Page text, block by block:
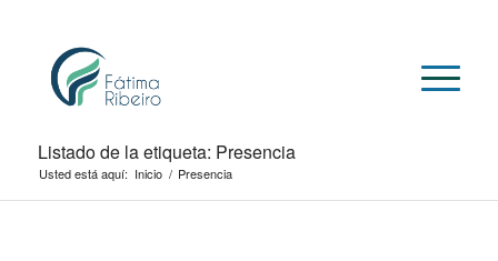
Listado de la etiqueta: Presencia
Usted está aquí: Inicio / Presencia